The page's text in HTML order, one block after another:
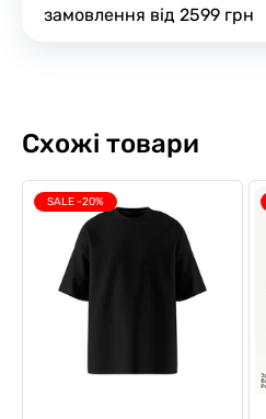
замовлення від 2599 грн
Схожі товари
SALE -20%